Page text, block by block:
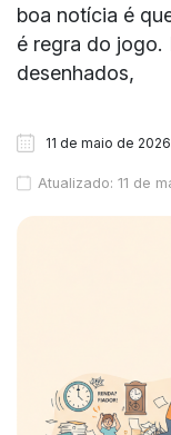
boa notícia é
é regra do jogo.
desenhados,
11 de maio de 2026
Atualizado: 11 de